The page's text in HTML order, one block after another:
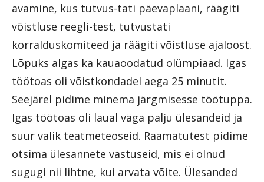
avamine, kus tutvus-tati päevaplaani, räägiti
võistluse reegli-test, tutvustati
korralduskomiteed ja räägiti võistluse ajaloost.
Lõpuks algas ka kauaoodatud olümpiaad. Igas
töötoas oli võistkondadel aega 25 minutit.
Seejärel pidime minema järgmisesse töötuppa.
Igas töötoas oli laual väga palju ülesandeid ja
suur valik teatmeteoseid. Raamatutest pidime
otsima ülesannete vastuseid, mis ei olnud
sugugi nii lihtne, kui arvata võite. Ülesanded